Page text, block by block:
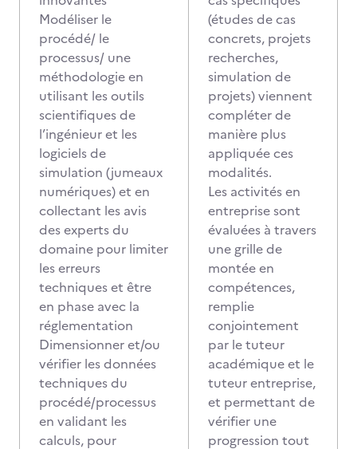
Modéliser le
procédé/ le
processus/ une
méthodologie en
utilisant les outils
scientifiques de
l’ingénieur et les
logiciels de
simulation (jumeaux
numériques) et en
collectant les avis
des experts du
domaine pour limiter
les erreurs
techniques et être
en phase avec la
réglementation
Dimensionner et/ou
vérifier les données
techniques du
procédé/processus
en validant les
calculs, pour
(études de cas
concrets, projets
recherches,
simulation de
projets) viennent
compléter de
manière plus
appliquée ces
modalités.
Les activités en
entreprise sont
évaluées à travers
une grille de
montée en
compétences,
remplie
conjointement
par le tuteur
académique et le
tuteur entreprise,
et permettant de
vérifier une
progression tout